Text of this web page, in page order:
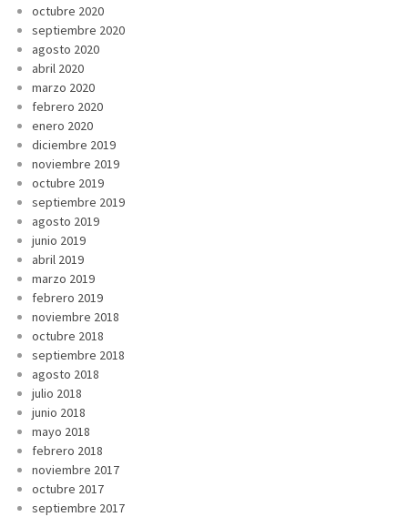
octubre 2020
septiembre 2020
agosto 2020
abril 2020
marzo 2020
febrero 2020
enero 2020
diciembre 2019
noviembre 2019
octubre 2019
septiembre 2019
agosto 2019
junio 2019
abril 2019
marzo 2019
febrero 2019
noviembre 2018
octubre 2018
septiembre 2018
agosto 2018
julio 2018
junio 2018
mayo 2018
febrero 2018
noviembre 2017
octubre 2017
septiembre 2017